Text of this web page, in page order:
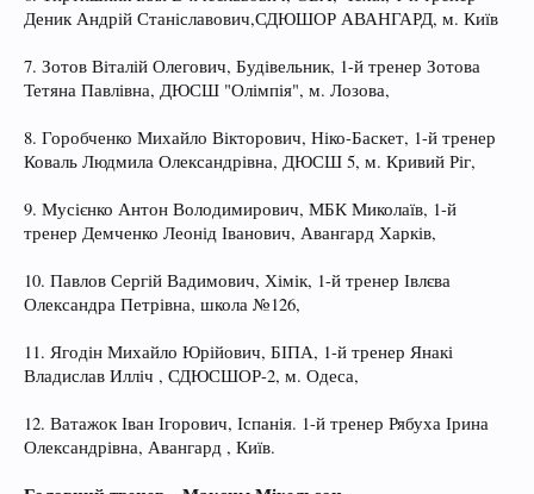
Деник Андрій Станіславович,СДЮШОР АВАНГАРД, м. Київ
7. Зотов Віталій Олегович, Будівельник, 1-й тренер Зотова
Тетяна Павлівна, ДЮСШ "Олімпія", м. Лозова,
8. Горобченко Михайло Вікторович, Ніко-Баскет, 1-й тренер
Коваль Людмила Олександрівна, ДЮСШ 5, м. Кривий Ріг,
9. Мусієнко Антон Володимирович, МБК Миколаїв, 1-й
тренер Демченко Леонід Іванович, Авангард Харків,
10. Павлов Сергій Вадимович, Хімік, 1-й тренер Івлєва
Олександра Петрівна, школа №126,
11. Ягодін Михайло Юрійович, БІПА, 1-й тренер Янакі
Владислав Илліч , СДЮСШОР-2, м. Одеса,
12. Ватажок Іван Ігорович, Іспанія. 1-й тренер Рябуха Ірина
Олександрівна, Авангард , Київ.